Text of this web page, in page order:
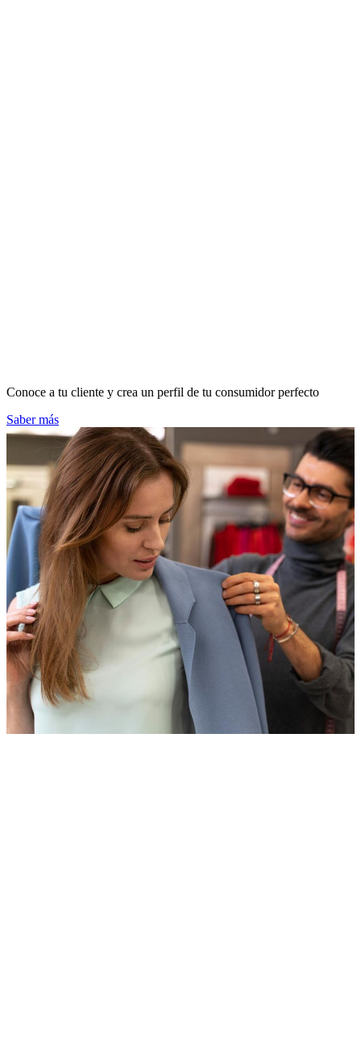
Conoce a tu cliente y crea un perfil de tu consumidor perfecto
Saber más